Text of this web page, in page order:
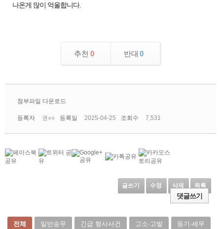
나온게 많이 억울합니다.
추천 0 반대 0
첨부파일 다운로드
등록자 권○○ 등록일 2025-04-25 조회수 7,531
글쓰기 수정 삭제 목록
댓글쓰기
전체 일반송무 긴급 형사사건 고소·고발 등기·세무